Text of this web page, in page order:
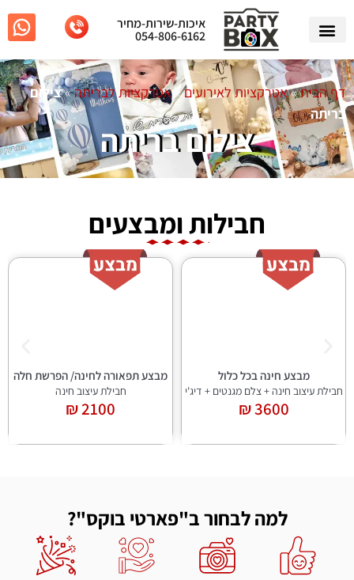
איכות-שירות-מחיר
054-806-6162
דף הבית»אטרקציות לאירועים»אטרקציות לבריתה»צילום
בריתה
צילום בריתה
חבילות ומבצעים
מבצע חינה בכל כלול
חבילת עיצוב חינה + צלם מגנטים + דיג'י
3600 ₪
מבצע תפאורה לחינה/ הפרשת חלה
חבילת עיצוב חינה
2100 ₪
למה לבחור ב"פארטי בוקס"?